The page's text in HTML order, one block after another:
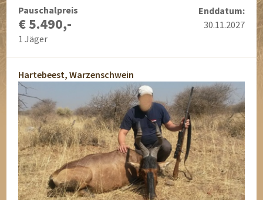
Pauschalpreis
€ 5.490,-
1 Jäger
Enddatum:
30.11.2027
Hartebeest, Warzenschwein